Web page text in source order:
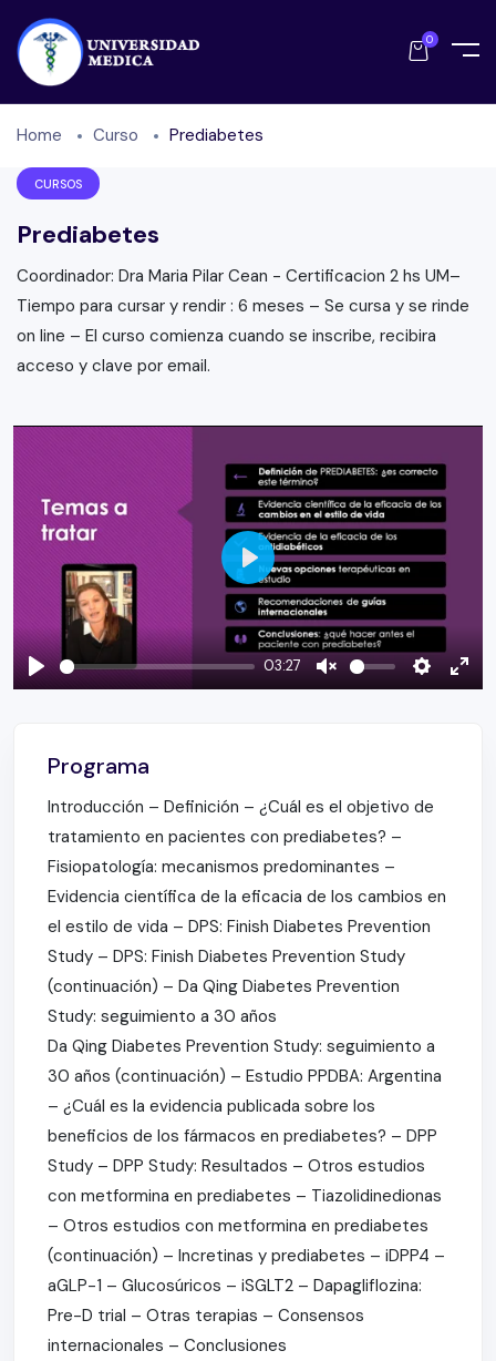
0
Home Curso Prediabetes
CURSOS
Prediabetes
Coordinador: Dra Maria Pilar Cean - Certificacion 2 hs UM–
Tiempo para cursar y rendir : 6 meses – Se cursa y se rinde
on line – El curso comienza cuando se inscribe, recibira
acceso y clave por email.
Play
03:27
Unmute Settings
Play
Programa
Introducción – Definición – ¿Cuál es el objetivo de
tratamiento en pacientes con prediabetes? –
Fisiopatología: mecanismos predominantes –
Evidencia científica de la eficacia de los cambios en
el estilo de vida – DPS: Finish Diabetes Prevention
Study – DPS: Finish Diabetes Prevention Study
(continuación) – Da Qing Diabetes Prevention
Study: seguimiento a 30 años
Da Qing Diabetes Prevention Study: seguimiento a
30 años (continuación) – Estudio PPDBA: Argentina
– ¿Cuál es la evidencia publicada sobre los
beneficios de los fármacos en prediabetes? – DPP
Study – DPP Study: Resultados – Otros estudios
con metformina en prediabetes – Tiazolidinedionas
– Otros estudios con metformina en prediabetes
(continuación) – Incretinas y prediabetes – iDPP4 –
aGLP-1 – Glucosúricos – iSGLT2 – Dapagliflozina:
Pre-D trial – Otras terapias – Consensos
internacionales – Conclusiones